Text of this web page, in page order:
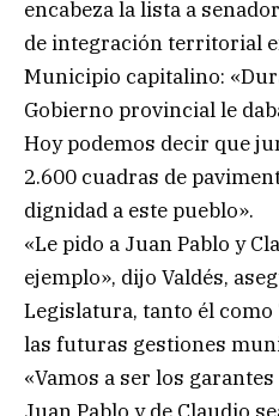
encabeza la lista a
de integración territorial
Municipio capitalino:
Gobierno provincial le
Hoy podemos decir que
2.600 cuadras de
dignidad a este pueblo».
«Le pido a Juan Pablo y
ejemplo», dijo Valdés,
Legislatura, tanto él
las futuras gestiones
«Vamos a ser los